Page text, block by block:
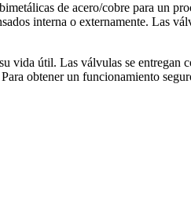
de acero/cobre para un
interna o externamente. Las
vida útil. Las válvulas se
obtener un funcionamiento